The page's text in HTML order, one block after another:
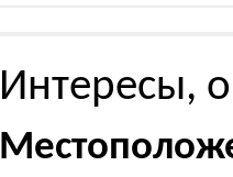
Интересы,